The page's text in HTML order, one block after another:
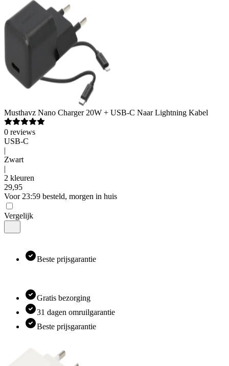
Musthavz Nano Charger 20W + USB-C Naar Lightning Kabel
0 reviews
USB-C
|
Zwart
|
2 kleuren
29,95
Voor 23:59 besteld, morgen in huis
Vergelijk
Beste prijsgarantie
Gratis bezorging
31 dagen omruilgarantie
Beste prijsgarantie